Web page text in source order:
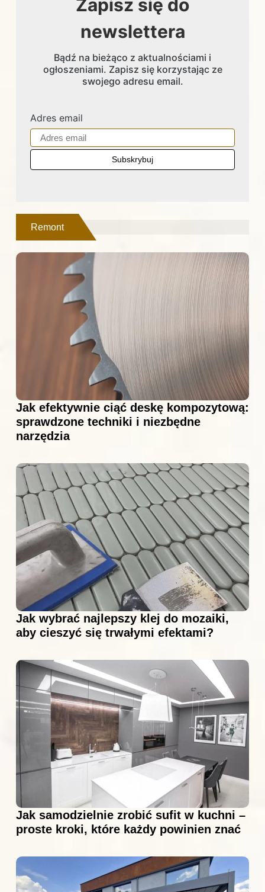
Zapisz się do
newslettera
Bądź na bieżąco z aktualnościami i
ogłoszeniami. Zapisz się korzystając ze
swojego adresu email.
Adres email
Remont
Jak efektywnie ciąć deskę kompozytową:
sprawdzone techniki i niezbędne
narzędzia
Jak wybrać najlepszy klej do mozaiki,
aby cieszyć się trwałymi efektami?
Jak samodzielnie zrobić sufit w kuchni –
proste kroki, które każdy powinien znać